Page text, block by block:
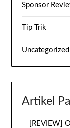
Sponsor
Tip Trik
Uncategorized
Artikel
[REVIEW]